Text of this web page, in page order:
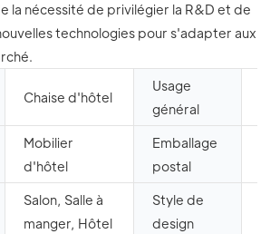
la nécessité de privilégier la R&D et de
technologies pour s'adapter aux
Chaise d'hôtel
Usage
général
Mobilier
d'hôtel
Emballage
postal
Salon, Salle à
manger, Hôtel
Style de
design